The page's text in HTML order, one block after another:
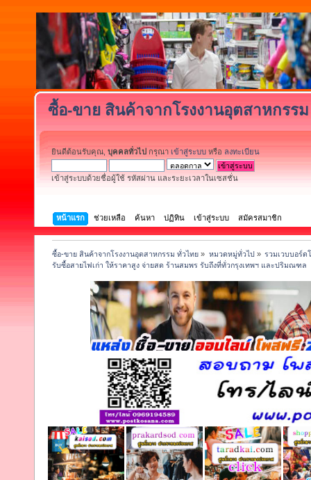
ซื้อ-ขาย สินค้าจากโรงงานอุตสาหกรร
ยินดีต้อนรับคุณ, บุคคลทั่วไป กรุณา เข้าสู่ระบบ หรือ ลงทะเบียน
เข้าสู่ระบบด้วยชื่อผู้ใช้ รหัสผ่าน และระยะเวลาในเซสชั่น
หน้าแรก ช่วยเหลือ ค้นหา ปฏิทิน เข้าสู่ระบบ สมัครสมาชิก
ซื้อ-ขาย สินค้าจากโรงงานอุตสาหกรรม ทั่วไทย » หมวดหมู่ทั่วไป» รวมเวบบอร์ด
รับซื้อสายไฟเก่า ให้ราคาสูง จ่ายสด ร้านสมพร รับถึงที่ทั่วกรุงเทพฯ และปริมณฑล